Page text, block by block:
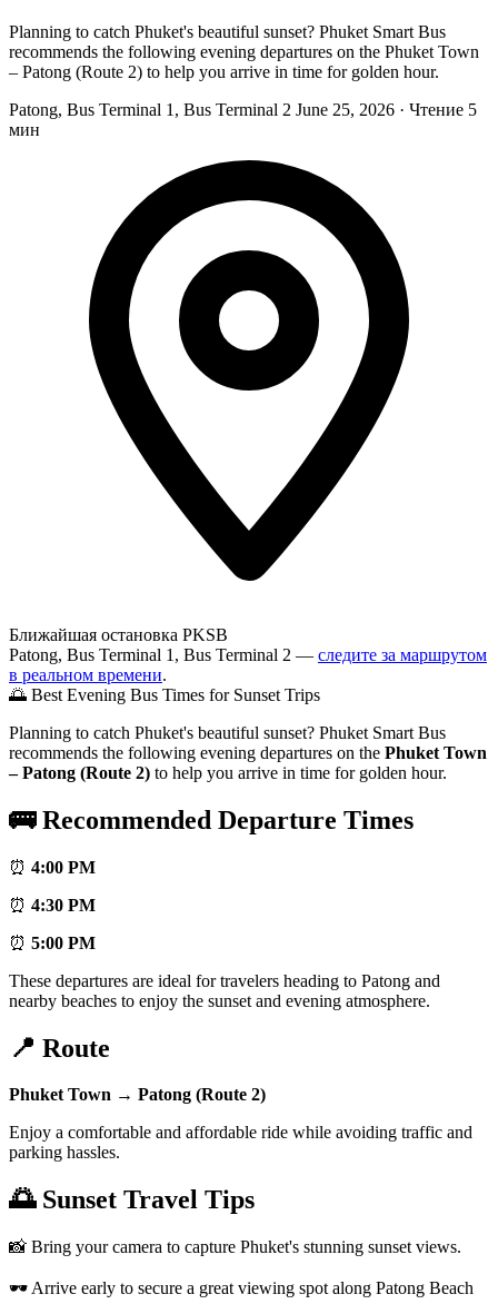
Planning to catch Phuket's beautiful sunset? Phuket Smart Bus
recommends the following evening departures on the Phuket Town
– Patong (Route 2) to help you arrive in time for golden hour.
Patong, Bus Terminal 1, Bus Terminal 2 June 25, 2026 · Чтение 5
мин
Ближайшая остановка PKSB
Patong, Bus Terminal 1, Bus Terminal 2 — следите за маршрутом
в реальном времени.
🌅 Best Evening Bus Times for Sunset Trips
Planning to catch Phuket's beautiful sunset? Phuket Smart Bus
recommends the following evening departures on the Phuket Town
– Patong (Route 2) to help you arrive in time for golden hour.
🚌 Recommended Departure Times
⏰ 4:00 PM
⏰ 4:30 PM
⏰ 5:00 PM
These departures are ideal for travelers heading to Patong and
nearby beaches to enjoy the sunset and evening atmosphere.
📍 Route
Phuket Town → Patong (Route 2)
Enjoy a comfortable and affordable ride while avoiding traffic and
parking hassles.
🌅 Sunset Travel Tips
📸 Bring your camera to capture Phuket's stunning sunset views.
🕶️ Arrive early to secure a great viewing spot along Patong Beach